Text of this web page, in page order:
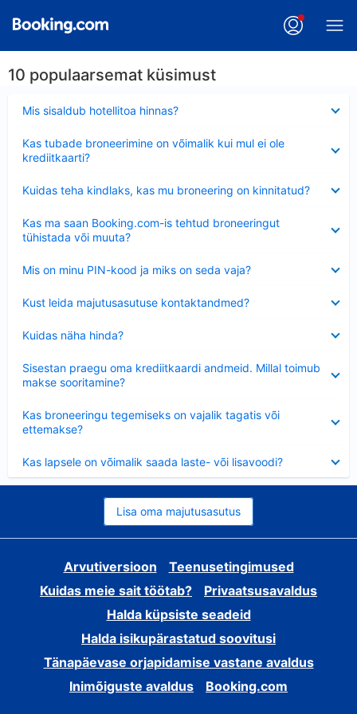
10 populaarsemat küsimust
Mis sisaldub hotellitoa hinnas?
Kas tubade broneerimine on võimalik kui mul ei ole
krediitkaarti?
Kuidas teha kindlaks, kas mu broneering on kinnitatud?
Kas ma saan Booking.com-is tehtud broneeringut
tühistada või muuta?
Mis on minu PIN-kood ja miks on seda vaja?
Kust leida majutusasutuse kontaktandmed?
Kuidas näha hinda?
Sisestan praegu oma krediitkaardi andmeid. Millal toimub
makse sooritamine?
Kas broneeringu tegemiseks on vajalik tagatis või
ettemakse?
Kas lapsele on võimalik saada laste- või lisavoodi?
Lisa oma majutusasutus
Arvutiversioon
Teenusetingimused
Kuidas meie sait töötab?
Privaatsusavaldus
Halda küpsiste seadeid
Halda isikupärastatud soovitusi
Tänapäevase orjapidamise vastane avaldus
Inimõiguste avaldus
Booking.com